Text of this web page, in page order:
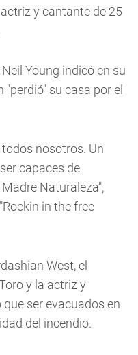
y cantante de 25
Young indicó en su
su casa por el
nosotros. Un
capaces de
Naturaleza",
in the free
West, el
y la actriz y
ser evacuados en
del incendio.